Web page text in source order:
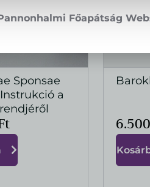
Sponsae
a
6.500
Főapátság